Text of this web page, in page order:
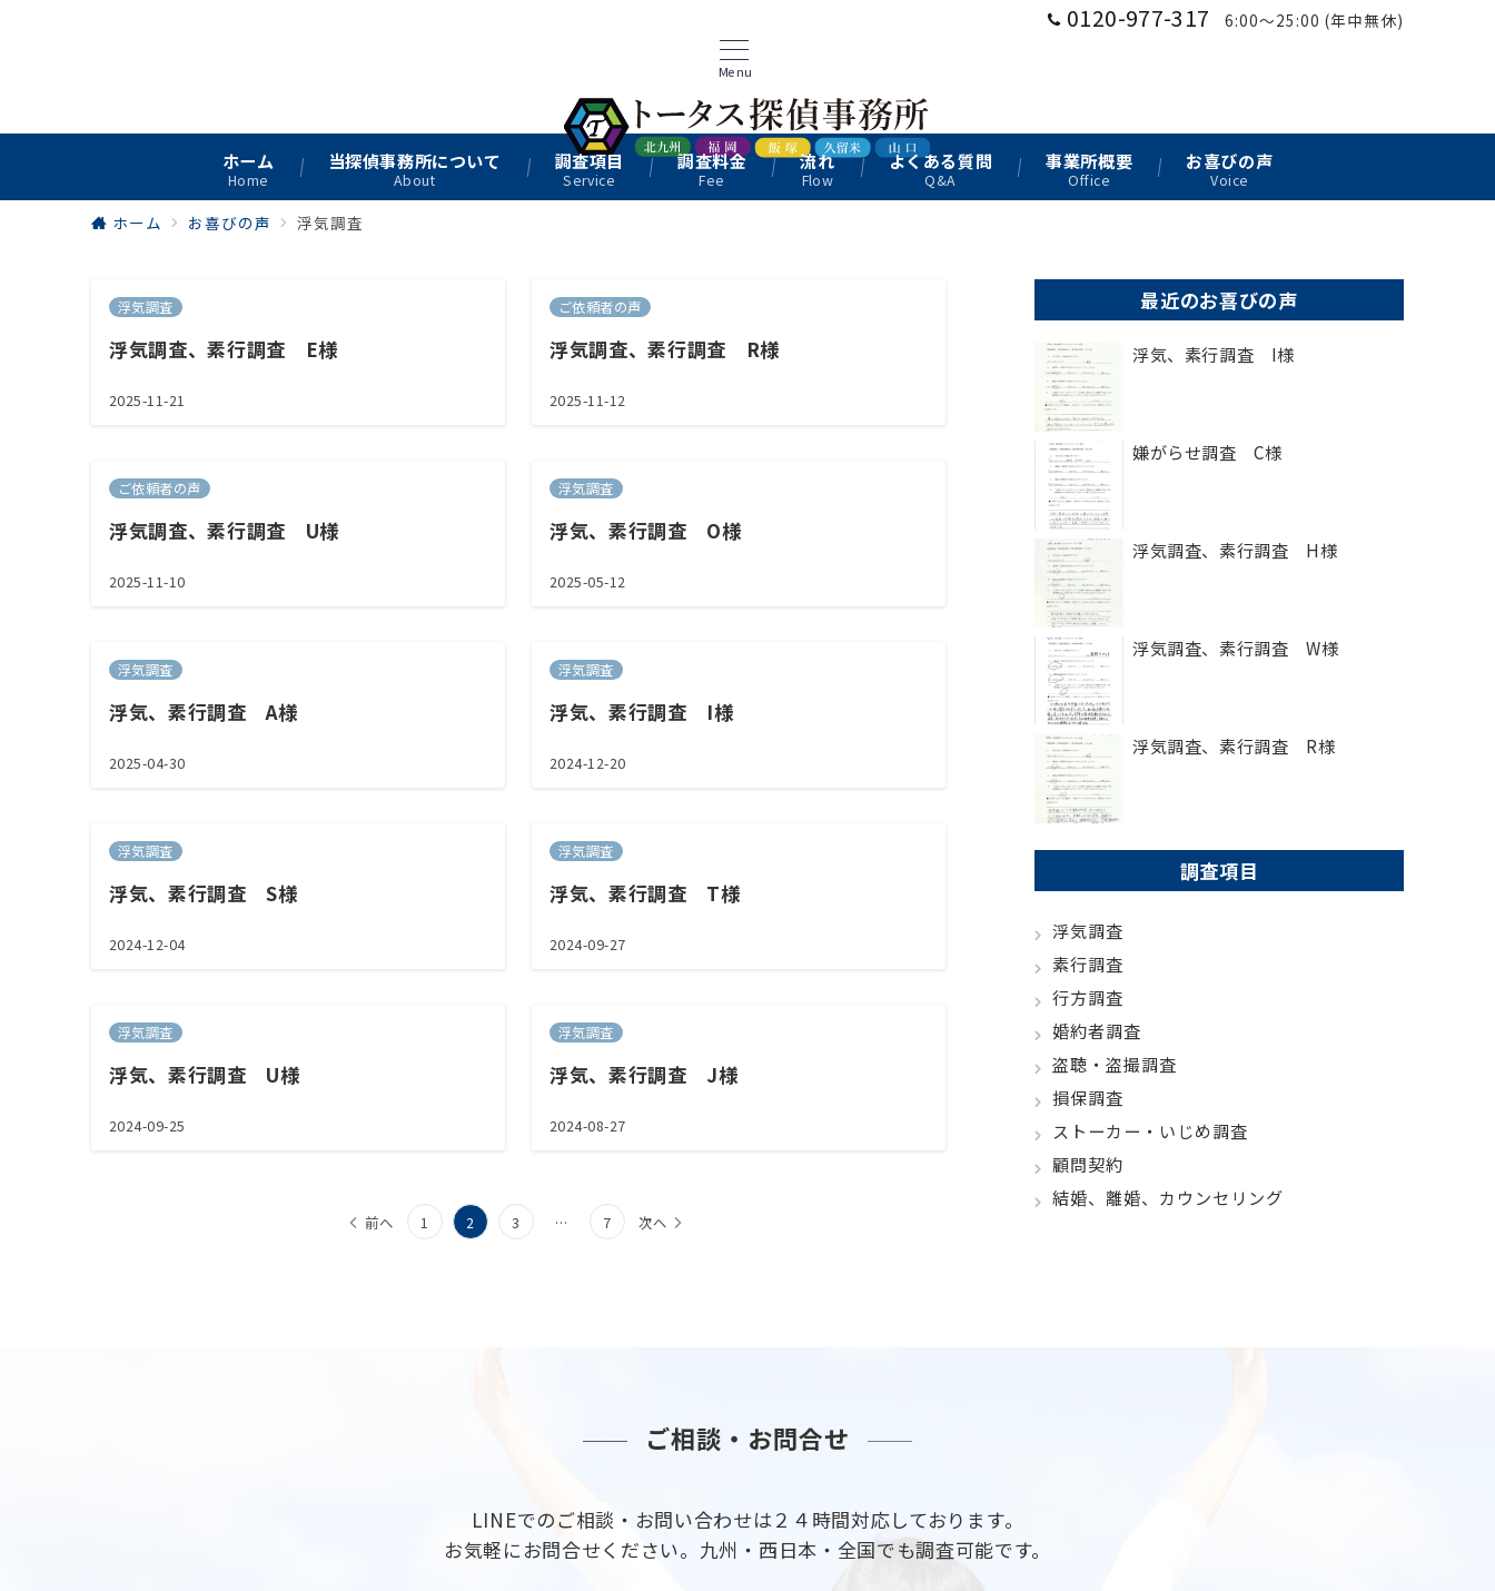
0120-977-317 6:00〜25:00 (年中無休)
Menu
ホーム
Home
当探偵事務所について
About
調査項目
Service
調査料金
Fee
流れ
Flow
よくある質問
Q&A
事業所概要
Office
お喜びの声
Voice
ホーム お喜びの声 浮気調査
浮気調査
浮気調査、素行調査 E様
2025-11-21
ご依頼者の声
浮気調査、素行調査 R様
2025-11-12
ご依頼者の声
浮気調査、素行調査 U様
2025-11-10
浮気調査
浮気、素行調査 O様
2025-05-12
浮気調査
浮気、素行調査 A様
2025-04-30
浮気調査
浮気、素行調査 I様
2024-12-20
浮気調査
浮気、素行調査 S様
2024-12-04
浮気調査
浮気、素行調査 T様
2024-09-27
浮気調査
浮気、素行調査 U様
2024-09-25
浮気調査
浮気、素行調査 J様
2024-08-27
前へ 1 2 3 … 7 次へ
最近のお喜びの声
浮気、素行調査 I様
嫌がらせ調査 C様
浮気調査、素行調査 H様
浮気調査、素行調査 W様
浮気調査、素行調査 R様
調査項目
浮気調査
素行調査
行方調査
婚約者調査
盗聴・盗撮調査
損保調査
ストーカー・いじめ調査
顧問契約
結婚、離婚、カウンセリング
ご相談・お問合せ
LINEでのご相談・お問い合わせは２４時間対応しております。
お気軽にお問合せください。九州・西日本・全国でも調査可能です。